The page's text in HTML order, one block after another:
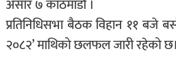
असार ७ काठमाडौं ।
प्रतिनिधिसभा बैठक विहान ११ बजे
२०८२’ माथिको छलफल जारी रहेको छ।